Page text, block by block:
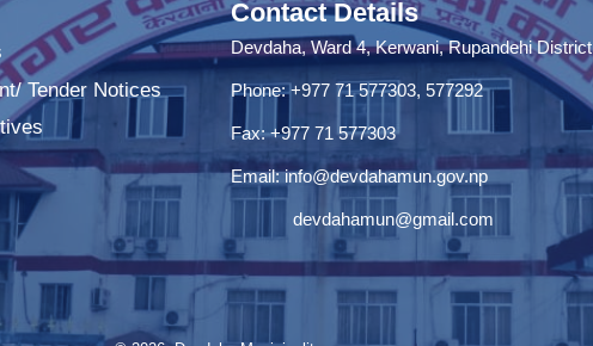
Tender Notices
Contact Details
Devdaha, Ward 4, Kerwani, Rupandehi District
Phone: +977 71 577303, 577292
Fax: +977 71 577303
Email:info@devdahamun.gov.np
devdahamun@gmail.com